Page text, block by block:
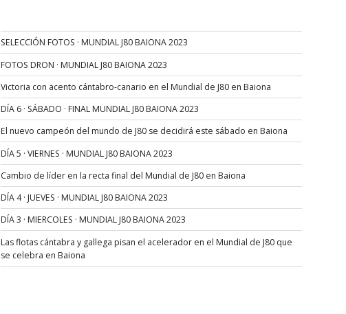
SELECCIÓN FOTOS · MUNDIAL J80 BAIONA 2023
FOTOS DRON · MUNDIAL J80 BAIONA 2023
Victoria con acento cántabro-canario en el Mundial de J80 en Baiona
DÍA 6 · SÁBADO · FINAL MUNDIAL J80 BAIONA 2023
El nuevo campeón del mundo de J80 se decidirá este sábado en Baiona
DÍA 5 · VIERNES · MUNDIAL J80 BAIONA 2023
Cambio de líder en la recta final del Mundial de J80 en Baiona
DÍA 4 · JUEVES · MUNDIAL J80 BAIONA 2023
DÍA 3 · MIERCOLES · MUNDIAL J80 BAIONA 2023
Las flotas cántabra y gallega pisan el acelerador en el Mundial de J80 que
se celebra en Baiona